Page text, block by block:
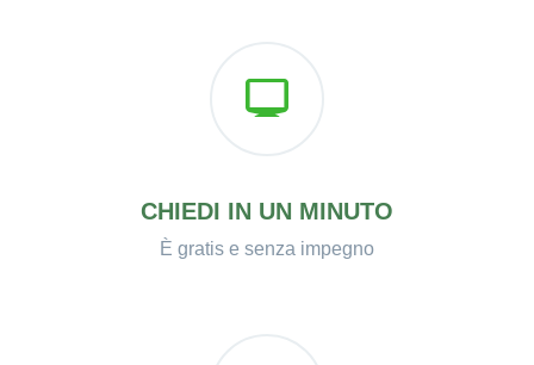
CHIEDI IN UN MINUTO
È gratis e senza impegno